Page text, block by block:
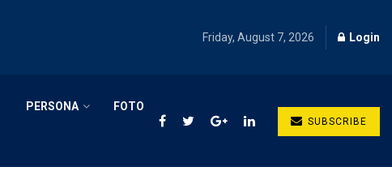
Friday, August 7, 2026 Login
PERSONA FOTO
SUBSCRIBE